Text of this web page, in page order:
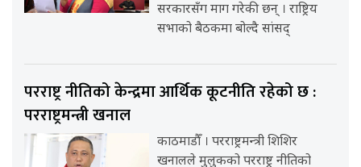
सरकारसँग माग गरेकी छन् । राष्ट्रिय
सभाको बैठकमा बोल्दै सांसद्
परराष्ट्र नीतिको केन्द्रमा आर्थिक कूटनीति रहेको छ :
परराष्ट्रमन्त्री खनाल
काठमाडौँ । परराष्ट्रमन्त्री शिशिर
खनालले मुलुकको परराष्ट्र नीतिको